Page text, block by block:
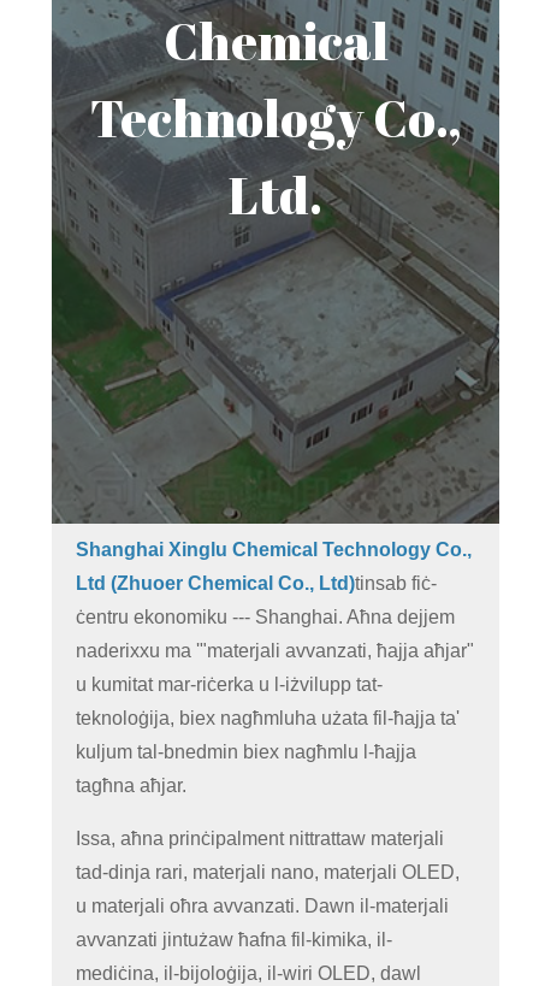
Chemical
Technology Co.,
Ltd.
Shanghai Xinglu Chemical Technology Co.,
Ltd (Zhuoer Chemical Co., Ltd)tinsab fiċ-
ċentru ekonomiku --- Shanghai. Aħna dejjem
naderixxu ma '"materjali avvanzati, ħajja aħjar"
u kumitat mar-riċerka u l-iżvilupp tat-
teknoloġija, biex nagħmluha użata fil-ħajja ta'
kuljum tal-bnedmin biex nagħmlu l-ħajja
tagħna aħjar.
Issa, aħna prinċipalment nittrattaw materjali
tad-dinja rari, materjali nano, materjali OLED,
u materjali oħra avvanzati. Dawn il-materjali
avvanzati jintużaw ħafna fil-kimika, il-
mediċina, il-bijoloġija, il-wiri OLED, dawl